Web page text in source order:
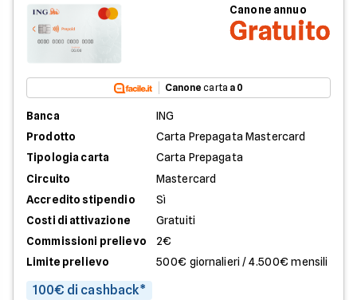
Canone annuo
Gratuito
Canone carta a 0
Banca
ING
Prodotto
Carta Prepagata Mastercard
Tipologia carta
Carta Prepagata
Circuito
Mastercard
Accredito stipendio
Sì
Costi di attivazione
Gratuiti
Commissioni prelievo
2€
Limite prelievo
500€ giornalieri / 4.500€ mensili
100€ di cashback*